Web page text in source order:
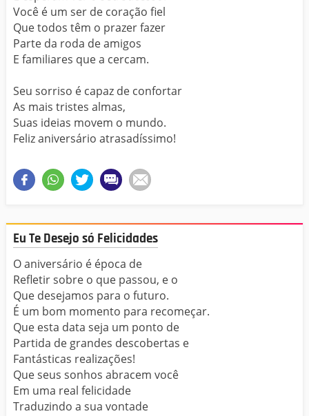
Você é um ser de coração fiel
Que todos têm o prazer fazer
Parte da roda de amigos
E familiares que a cercam.
Seu sorriso é capaz de confortar
As mais tristes almas,
Suas ideias movem o mundo.
Feliz aniversário atrasadíssimo!
Eu Te Desejo só Felicidades
O aniversário é época de
Refletir sobre o que passou, e o
Que desejamos para o futuro.
É um bom momento para recomeçar.
Que esta data seja um ponto de
Partida de grandes descobertas e
Fantásticas realizações!
Que seus sonhos abracem você
Em uma real felicidade
Traduzindo a sua vontade